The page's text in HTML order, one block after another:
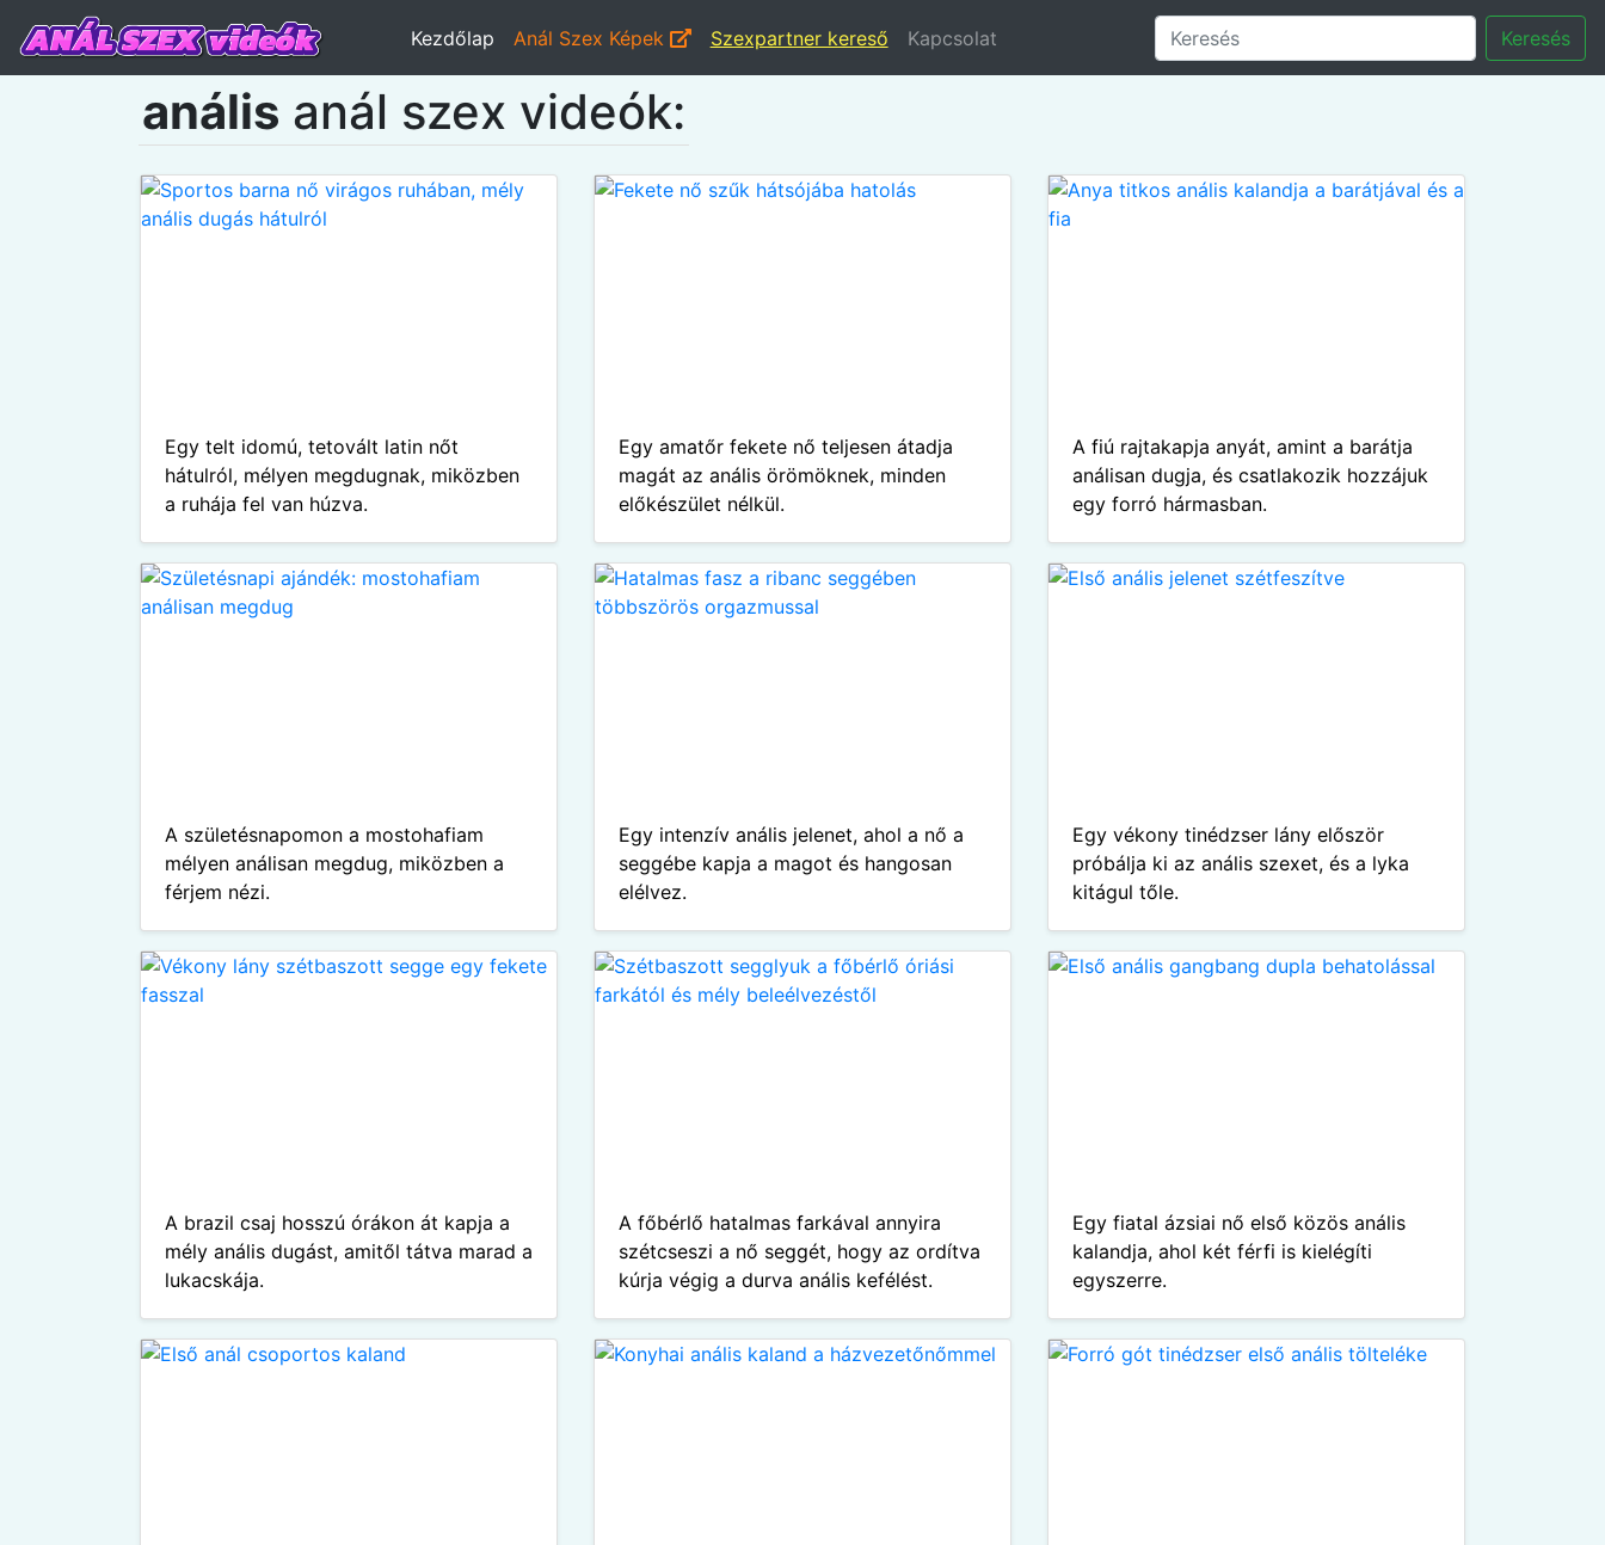
Kezdőlap Anál Szex Képek Szexpartner kereső Kapcsolat Keresés
anális anál szex videók:
Egy telt idomú, tetovált latin nőt
hátulról, mélyen megdugnak, miközben
a ruhája fel van húzva.
Egy amatőr fekete nő teljesen átadja
magát az anális örömöknek, minden
előkészület nélkül.
A fiú rajtakapja anyát, amint a barátja
análisan dugja, és csatlakozik hozzájuk
egy forró hármasban.
A születésnapomon a mostohafiam
mélyen análisan megdug, miközben a
férjem nézi.
Egy intenzív anális jelenet, ahol a nő a
seggébe kapja a magot és hangosan
elélvez.
Egy vékony tinédzser lány először
próbálja ki az anális szexet, és a lyka
kitágul tőle.
A brazil csaj hosszú órákon át kapja a
mély anális dugást, amitől tátva marad a
lukacskája.
A főbérlő hatalmas farkával annyira
szétcseszi a nő seggét, hogy az ordítva
kúrja végig a durva anális kefélést.
Egy fiatal ázsiai nő első közös anális
kalandja, ahol két férfi is kielégíti
egyszerre.